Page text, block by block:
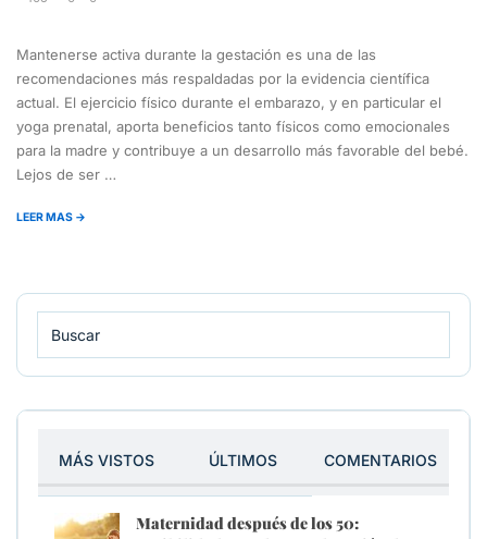
Mantenerse activa durante la gestación es una de las
recomendaciones más respaldadas por la evidencia científica
actual. El ejercicio físico durante el embarazo, y en particular el
yoga prenatal, aporta beneficios tanto físicos como emocionales
para la madre y contribuye a un desarrollo más favorable del bebé.
Lejos de ser …
LEER MAS →
MÁS VISTOS ÚLTIMOS COMENTARIOS
Maternidad después de los 50: